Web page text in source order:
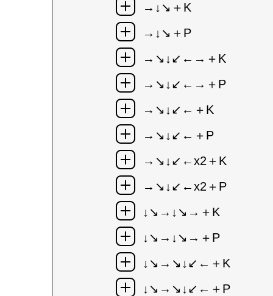
→↓↘＋K
→↓↘＋P
→↘↓↙←→＋K
→↘↓↙←→＋P
→↘↓↙←＋K
→↘↓↙←＋P
→↘↓↙←x2＋K
→↘↓↙←x2＋P
↓↘→↓↘→＋K
↓↘→↓↘→＋P
↓↘→↘↓↙←＋K
↓↘→↘↓↙←＋P